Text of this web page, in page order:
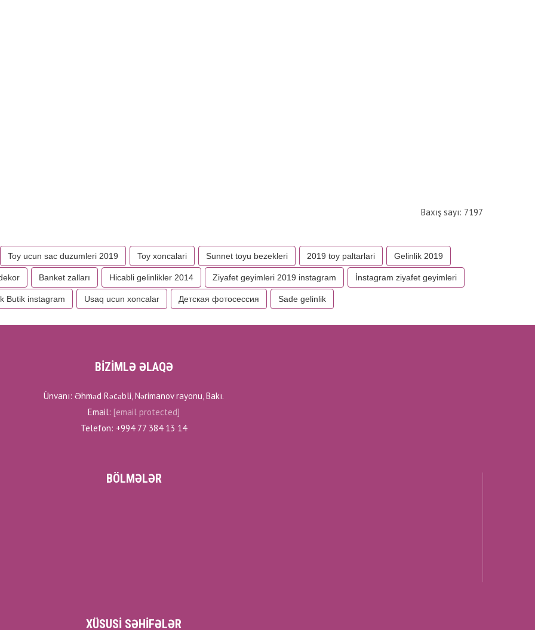
Baxış sayı: 7197
Toy ucun sac duzumleri 2019 Toy xoncalari Sunnet toyu bezekleri 2019 toy paltarlari Gelinlik 2019
Banket zalları Hicabli gelinlikler 2014 Ziyafet geyimleri 2019 instagram İnstagram ziyafet geyimleri
Butik instagram Usaq ucun xoncalar Детская фотосессия Sade gelinlik
BİZİMLƏ ƏLAQƏ
Ünvanı: Əhməd Rəcəbli, Nərimanov rayonu, Bakı.
Email: [email protected]
Telefon: +994 77 384 13 14
BÖLMƏLƏR
XÜSUSI SƏHIFƏLƏR